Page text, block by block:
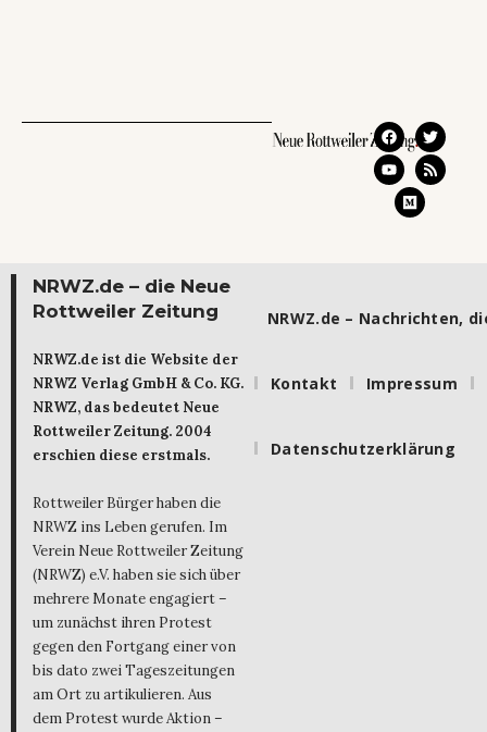
NRWZ.de – die Neue
Rottweiler Zeitung
NRWZ.de ist die Website der
NRWZ Verlag GmbH & Co. KG.
NRWZ, das bedeutet Neue
Rottweiler Zeitung. 2004
erschien diese erstmals.
Rottweiler Bürger haben die
NRWZ ins Leben gerufen. Im
Verein Neue Rottweiler Zeitung
(NRWZ) e.V. haben sie sich über
mehrere Monate engagiert –
um zunächst ihren Protest
gegen den Fortgang einer von
bis dato zwei Tageszeitungen
am Ort zu artikulieren. Aus
dem Protest wurde Aktion –
NRWZ.de – Nachrichten,
Kontakt Impressum
Datenschutzerklärung